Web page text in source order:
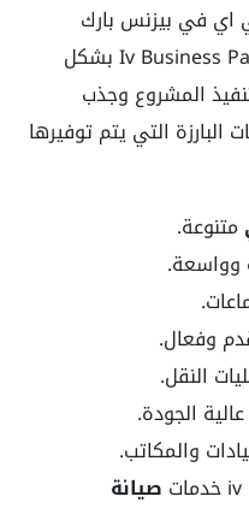
اي في بيزنس بارك
Iv Business Park New Cairo بشكل
المشروع وجذب
البارزة التي يتم توفيرها
متنوعة.
وفعال.
النقل.
الجودة.
والمكاتب.
صيانة